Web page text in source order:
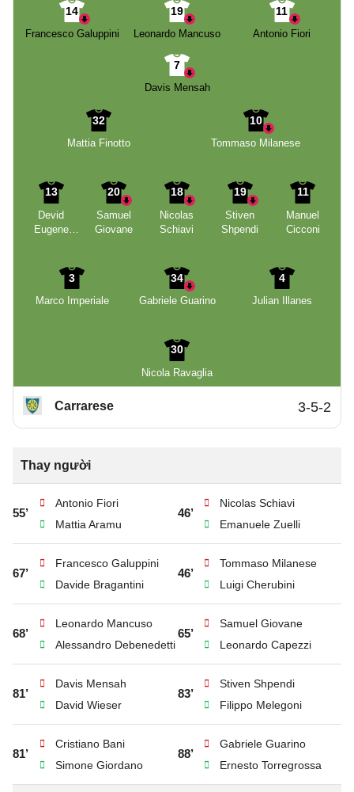
14
Francesco Galuppini
19
Leonardo Mancuso
11
Antonio Fiori
7
Davis Mensah
32
Mattia Finotto
10
Tommaso Milanese
13
Devid
Eugene
20
Samuel
Giovane
18
Nicolas
Schiavi
19
Stiven
Shpendi
11
Manuel
Cicconi
3
Marco Imperiale
34
Gabriele Guarino
4
Julian Illanes
30
Nicola Ravaglia
Carrarese 3-5-2
Thay người
55’
Antonio Fiori
Mattia Aramu
46’
Nicolas Schiavi
Emanuele Zuelli
67’
Francesco Galuppini
Davide Bragantini
46’
Tommaso Milanese
Luigi Cherubini
68’
Leonardo Mancuso
Alessandro Debenedetti
65’
Samuel Giovane
Leonardo Capezzi
81’
Davis Mensah
David Wieser
83’
Stiven Shpendi
Filippo Melegoni
81’
Cristiano Bani
Simone Giordano
88’
Gabriele Guarino
Ernesto Torregrossa